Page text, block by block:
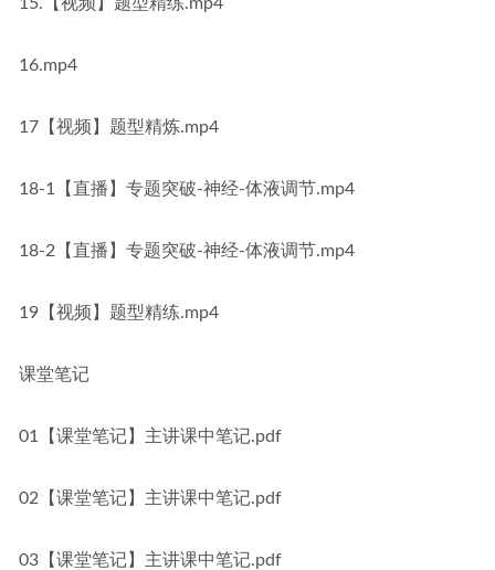
16.mp4
17【视频】题型精炼.mp4
18-1【直播】专题突破-神经-体液调节.mp4
18-2【直播】专题突破-神经-体液调节.mp4
19【视频】题型精练.mp4
课堂笔记
01【课堂笔记】主讲课中笔记.pdf
02【课堂笔记】主讲课中笔记.pdf
03【课堂笔记】主讲课中笔记.pdf